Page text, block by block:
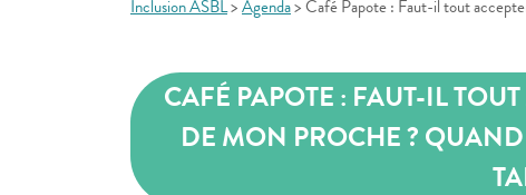
Inclusion ASBL> Agenda > Café Papote : Faut-il tout
CAFÉ PAPOTE : FAUT-IL
DE MON PROCHE ?